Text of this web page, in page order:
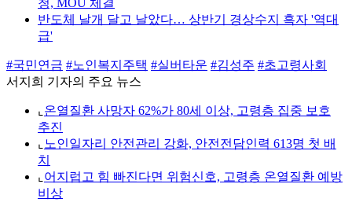
청, MOU 체결
반도체 날개 달고 날았다… 상반기 경상수지 흑자 '역대
급'
#국민연금 #노인복지주택 #실버타운 #김성주 #초고령사회
서지희 기자의 주요 뉴스
⌞ 온열질환 사망자 62%가 80세 이상, 고령층 집중 보호
추진
⌞ 노인일자리 안전관리 강화, 안전전담인력 613명 첫 배
치
⌞ 어지럽고 힘 빠진다면 위험신호, 고령층 온열질환 예방
비상